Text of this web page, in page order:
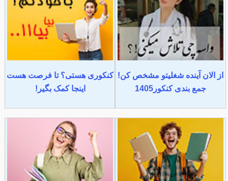
از الان آینده شغلیتو مشخص کن!
جمع بندی کنکور1405
کنکوری هستی؟ تا فرصت هست
اینجا کمک بگیر!